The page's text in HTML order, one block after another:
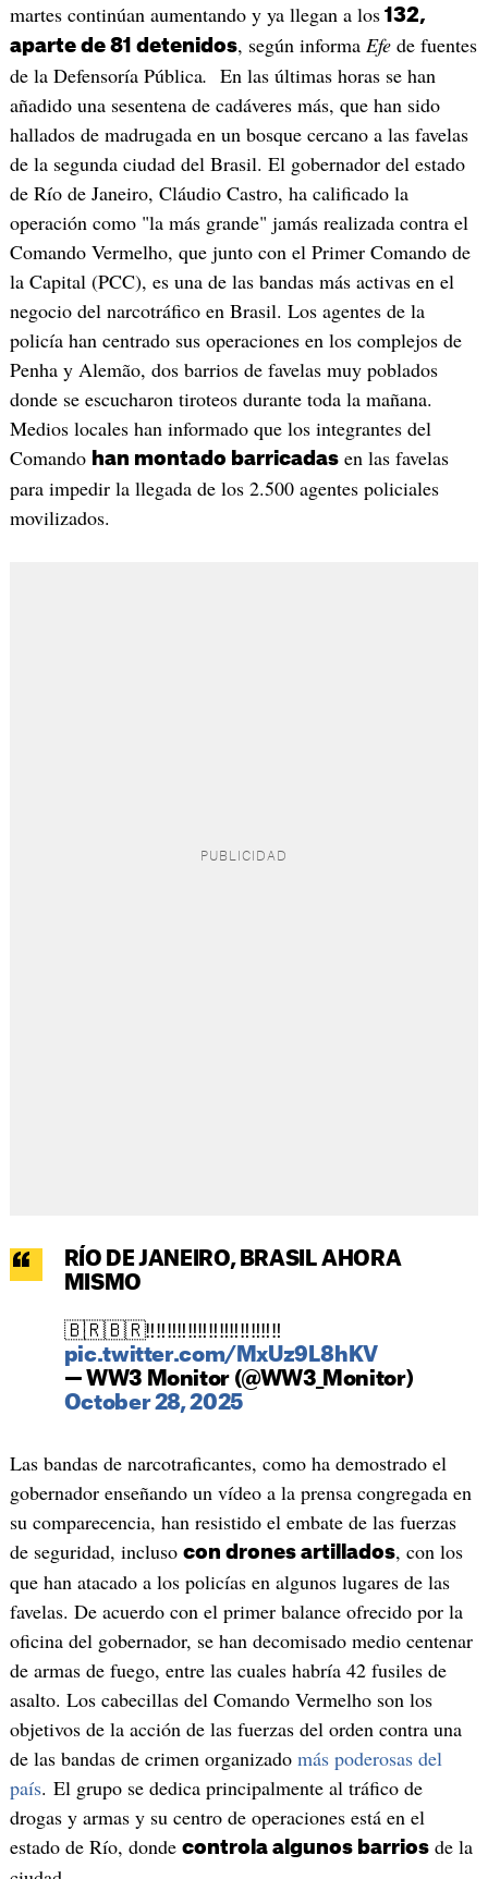
martes continúan aumentando y ya llegan a los132,
aparte de 81 detenidos, según informa Efede fuentes
de la Defensoría Pública. En las últimas horas se han
añadido una sesentena de cadáveres más, que han sido
hallados de madrugada en un bosque cercano a las favelas
de la segunda ciudad del Brasil. El gobernador del estado
de Río de Janeiro, Cláudio Castro, ha calificado la
operación como "la más grande" jamás realizada contra el
Comando Vermelho, que junto con el Primer Comando de
la Capital (PCC), es una de las bandas más activas en el
negocio del narcotráfico en Brasil. Los agentes de la
policía han centrado sus operaciones en los complejos de
Penha y Alemão, dos barrios de favelas muy poblados
donde se escucharon tiroteos durante toda la mañana.
Medios locales han informado que los integrantes del
Comando han montado barricadasen las favelas
para impedir la llegada de los 2.500 agentes policiales
movilizados.
RÍO DE JANEIRO, BRASIL AHORA
MISMO
🇧🇷🇧🇷‼️‼️‼️‼️‼️‼️‼️‼️‼️‼️‼️‼️‼️
pic.twitter.com/MxUz9L8hKV
— WW3 Monitor (@WW3_Monitor)
October 28, 2025
Las bandas de narcotraficantes, como ha demostrado el
gobernador enseñando un vídeo a la prensa congregada en
su comparecencia, han resistido el embate de las fuerzas
de seguridad, incluso con drones artillados, con los
que han atacado a los policías en algunos lugares de las
favelas. De acuerdo con el primer balance ofrecido por la
oficina del gobernador, se han decomisado medio centenar
de armas de fuego, entre las cuales habría 42 fusiles de
asalto. Los cabecillas del Comando Vermelho son los
objetivos de la acción de las fuerzas del orden contra una
de las bandas de crimen organizado más poderosas del
país. El grupo se dedica principalmente al tráfico de
drogas y armas y su centro de operaciones está en el
estado de Río, donde controla algunos barriosde la